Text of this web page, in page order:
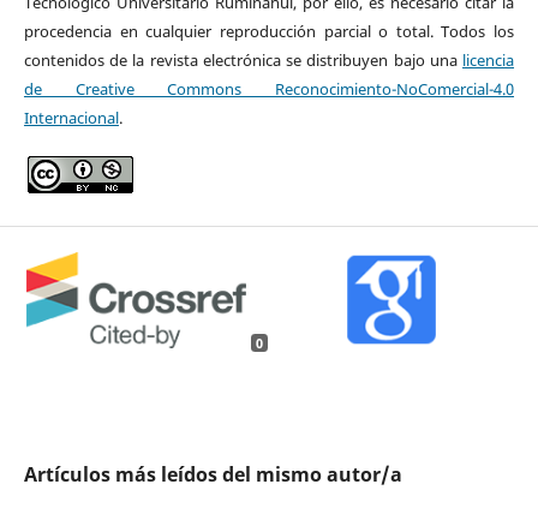
procedencia en cualquier reproducción parcial o total. Todos los
contenidos de la revista electrónica se distribuyen bajo una licencia
de Creative Commons Reconocimiento-NoComercial-4.0
Internacional.
0
Artículos más leídos del mismo autor/a